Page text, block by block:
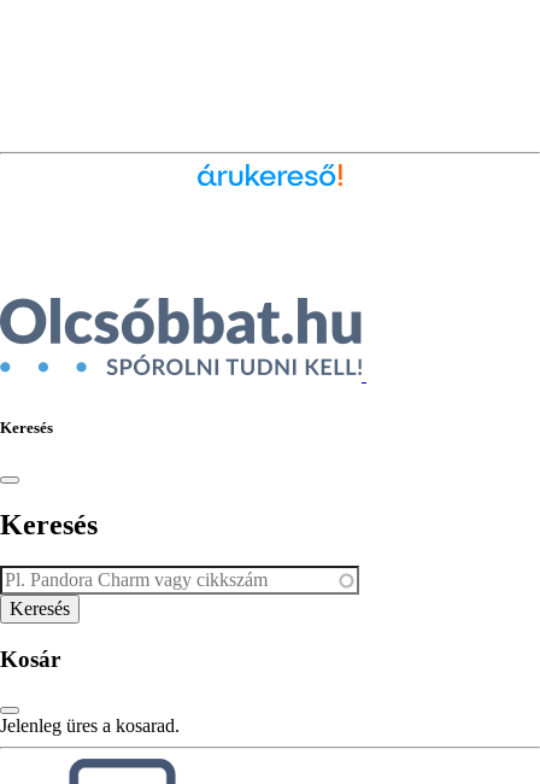
Keresés
Keresés
Kosár
Jelenleg üres a kosarad.